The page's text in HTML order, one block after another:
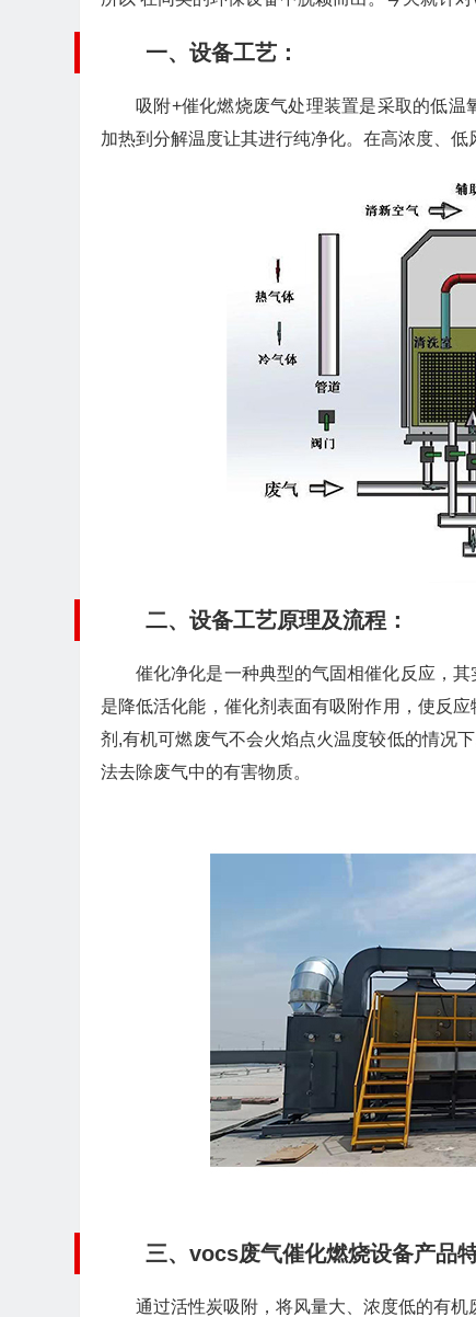
一、设备工艺：
吸附+催化燃烧废气处理装置是采取的低
加热到分解温度让其进行纯净化。在高浓度、低
二、设备工艺原理及流程：
催化净化是一种典型的气固相催化反应，
是降低活化能，催化剂表面有吸附作用，使反
剂,有机可燃废气不会火焰点火温度较低的情况
法去除废气中的有害物质。
三、vocs废气催化燃烧设备产品特
通过活性炭吸附，将风量大、浓度低的有